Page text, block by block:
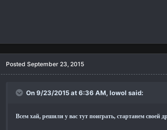
Posted September 23, 2015
On 9/23/2015 at 6:36 AM, lowol said:
Всем хай, решили у вас тут поиграть, стартанем своей